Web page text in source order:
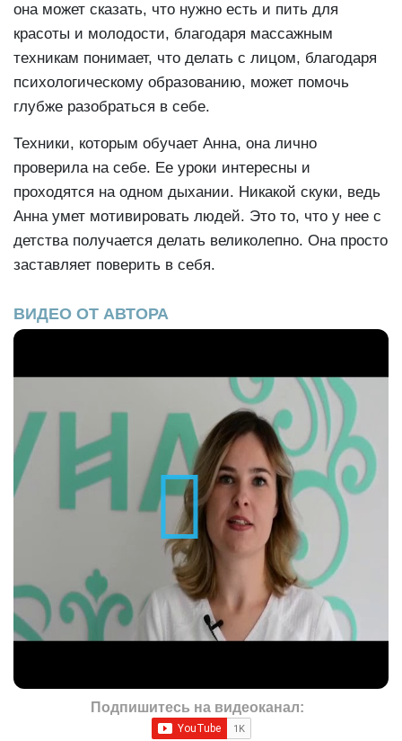
она может сказать, что нужно есть и пить для
красоты и молодости, благодаря массажным
техникам понимает, что делать с лицом, благодаря
психологическому образованию, может помочь
глубже разобраться в себе.
Техники, которым обучает Анна, она лично
проверила на себе. Ее уроки интересны и
проходятся на одном дыхании. Никакой скуки, ведь
Анна умет мотивировать людей. Это то, что у нее с
детства получается делать великолепно. Она просто
заставляет поверить в себя.
ВИДЕО ОТ АВТОРА
Подпишитесь на видеоканал: